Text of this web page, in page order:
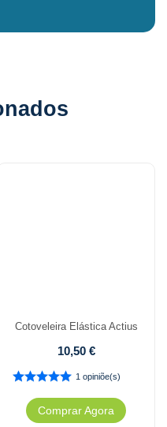
Cotoveleira Elástica Actius
10,50 €
1 opiniõe(s)
Comprar Agora